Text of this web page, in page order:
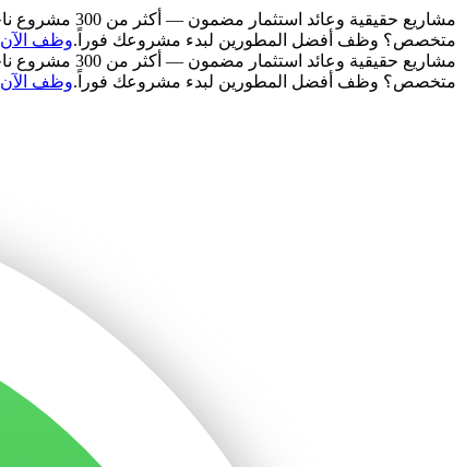
مشاريع حقيقية وعائد استثمار مضمون — أكثر من 300 مشروع ناجح في 50 دولة.
متخصص؟ وظف أفضل المطورين لبدء مشروعك فوراً.وظف الآن
مشاريع حقيقية وعائد استثمار مضمون — أكثر من 300 مشروع ناجح في 50 دولة.
متخصص؟ وظف أفضل المطورين لبدء مشروعك فوراً.وظف الآن